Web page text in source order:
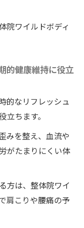
院ワイルドボディ
的健康維持に役立
的なリフレッシュ
ちます。
みを整え、血流や
がたまりにくい体
方は、整体院ワイ
肩こりや腰痛の予